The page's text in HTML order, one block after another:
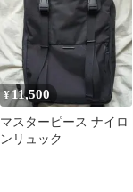
¥11,500
マスターピース ナイロ
ンリュック